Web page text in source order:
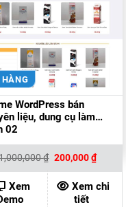
WordPress bán
liệu, dung cụ làm
02
₫ Giá
là:
1,000,000 ₫.
200,000₫Giá
hiện
tại
là:
Xem
Xem chi
tiết